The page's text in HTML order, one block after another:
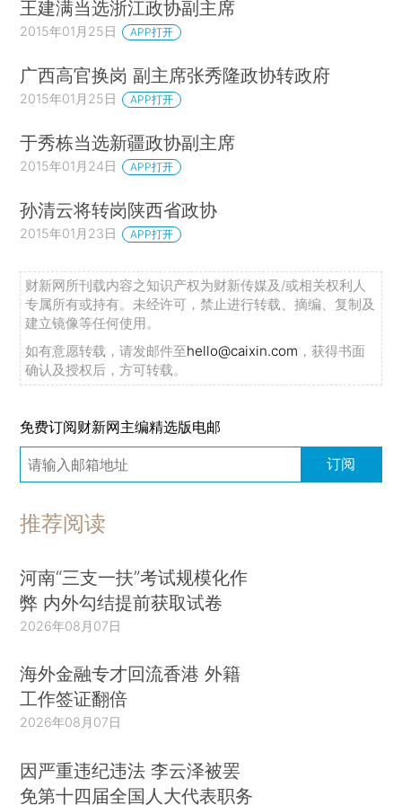
王建满当选浙江政协副主席
2015年01月25日 APP打开
广西高官换岗 副主席张秀隆政协转政府
2015年01月25日 APP打开
于秀栋当选新疆政协副主席
2015年01月24日 APP打开
孙清云将转岗陕西省政协
2015年01月23日 APP打开
财新网所刊载内容之知识产权为财新传媒及/或相关权利人
专属所有或持有。未经许可，禁止进行转载、摘编、复制及
建立镜像等任何使用。
如有意愿转载，请发邮件至hello@caixin.com ，获得书面
确认及授权后，方可转载。
免费订阅财新网主编精选版电邮
订阅
推荐阅读
河南“三支一扶”考试规模化作
弊 内外勾结提前获取试卷
2026年08月07日
海外金融专才回流香港 外籍
工作签证翻倍
2026年08月07日
因严重违纪违法 李云泽被罢
免第十四届全国人大代表职务